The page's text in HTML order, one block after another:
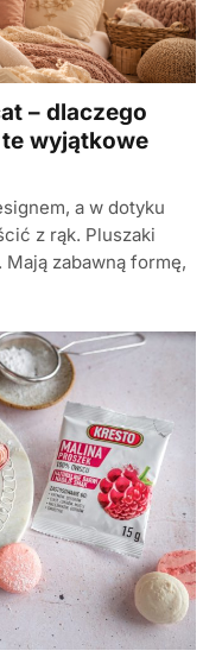
– dlaczego
wyjątkowe
a w dotyku
z rąk. Pluszaki
zabawną formę,